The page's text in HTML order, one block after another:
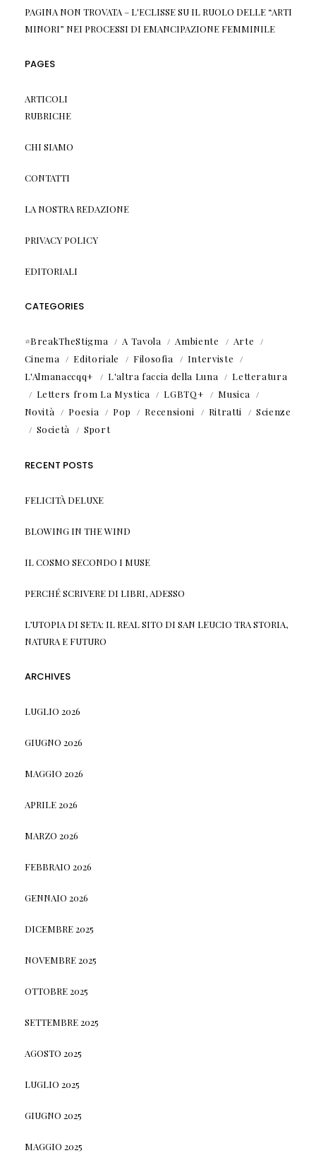
PAGINA NON TROVATA – L'ECLISSESU IL RUOLO DELLE “ARTI
MINORI” NEI PROCESSI DI EMANCIPAZIONE FEMMINILE
PAGES
ARTICOLI
RUBRICHE
CHI SIAMO
CONTATTI
LA NOSTRA REDAZIONE
PRIVACY POLICY
EDITORIALI
CATEGORIES
#BreakTheStigma A Tavola Ambiente
Arte
Cinema
Editoriale Filosofia
Interviste
L'Almanaccqq+
L'altra faccia della Luna
Letteratura
Letters from La Mystica
LGBTQ+
Musica
Novità
Poesia Pop Recensioni Ritratti
Scienze
Società
Sport
RECENT POSTS
FELICITÀ DELUXE
BLOWING IN THE WIND
IL COSMO SECONDO I MUSE
PERCHÉ SCRIVERE DI LIBRI, ADESSO
L’UTOPIA DI SETA: IL REAL SITO DI SAN LEUCIO TRA STORIA,
NATURA E FUTURO
ARCHIVES
LUGLIO 2026
GIUGNO 2026
MAGGIO 2026
APRILE 2026
MARZO 2026
FEBBRAIO 2026
GENNAIO 2026
DICEMBRE 2025
NOVEMBRE 2025
OTTOBRE 2025
SETTEMBRE 2025
AGOSTO 2025
LUGLIO 2025
GIUGNO 2025
MAGGIO 2025